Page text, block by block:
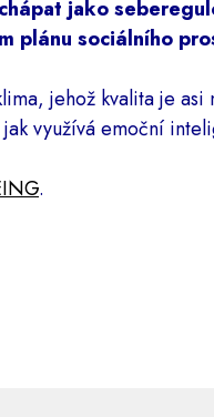
jako
plánu sociálního
jehož kvalita je
využívá emoční
.